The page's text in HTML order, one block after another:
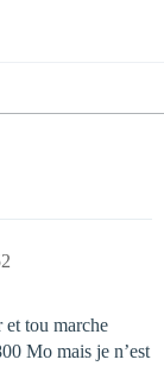
et tou marche
Mo mais je n’est